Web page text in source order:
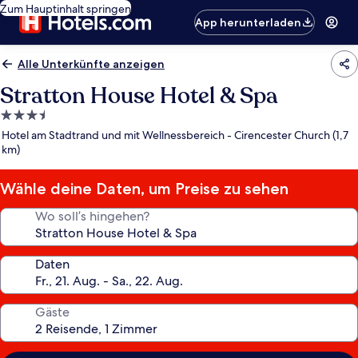
Zum Hauptinhalt springen
App herunterladen
Alle Unterkünfte anzeigen
Stratton House Hotel & Spa
3.5-
Sterne-
Unterkunft
Hotel am Stadtrand und mit Wellnessbereich - Cirencester Church (1,7
km)
Wähle deine Daten, um Preise zu sehen
Wo soll’s hingehen?
Daten
Gäste